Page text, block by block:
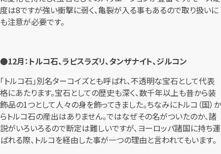
度は8ですが強い衝撃に弱く、亀裂が入る事もあるので取り扱いに
も注意が必要です。
●12月：トルコ石、ラピスラズリ、タンザナイト、ジルコン
「トルコ石」別名ターコイズとも呼ばれ、不透明な宝石として代表
格にあたります。宝石としての歴史も深く、数千年以上も昔から装
飾品の1つとして人々の身を飾ってきました。ちなみにトルコ（国）か
らトルコ石の産出はありません。ではなぜその名がついたのか、諸
説がいろいろるので断定は難しいですが、ヨーロッパ諸国に持ち運
ばれる際、トルコを経由した事が一つの理由と言われてもいます。